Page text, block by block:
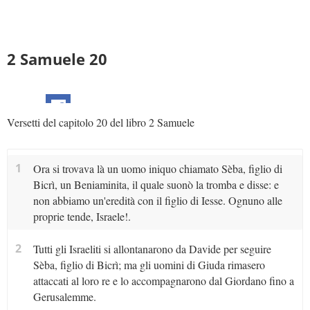
2 Samuele 20
Versetti del capitolo 20 del libro 2 Samuele
1
Ora si trovava là un uomo iniquo chiamato Sèba, figlio di
Bicrì, un Beniaminita, il quale suonò la tromba e disse: e
non abbiamo un'eredità con il figlio di Iesse. Ognuno alle
proprie tende, Israele!.
2
Tutti gli Israeliti si allontanarono da Davide per seguire
Sèba, figlio di Bicrì; ma gli uomini di Giuda rimasero
attaccati al loro re e lo accompagnarono dal Giordano fino a
Gerusalemme.